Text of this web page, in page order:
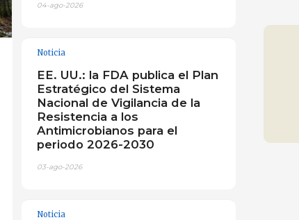
04-ago-2026
Noticia
EE. UU.: la FDA publica el Plan
Estratégico del Sistema
Nacional de Vigilancia de la
Resistencia a los
Antimicrobianos para el
periodo 2026-2030
03-ago-2026
Noticia